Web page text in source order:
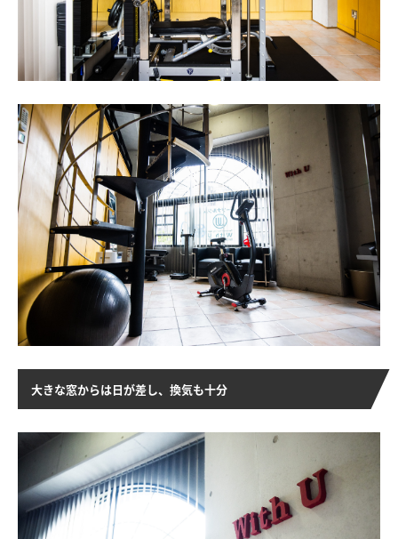
大きな窓からは日が差し、換気も十分